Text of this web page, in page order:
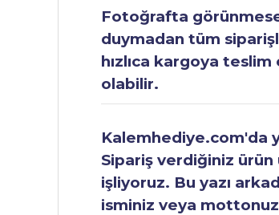
Fotoğrafta
duymadan tüm
hızlıca kargoya
olabilir.
Kalemhediye.com'da
Sipariş verdiğiniz
işliyoruz. Bu yazı
isminiz veya